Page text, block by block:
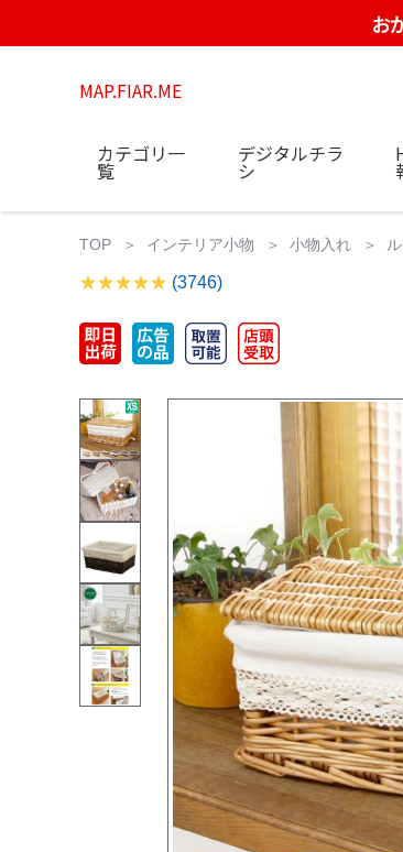
お
MAP.FIAR.ME
カテゴリ一
覧
デジタルチラ
シ
TOP インテリア小物 小物入れ
(3746)